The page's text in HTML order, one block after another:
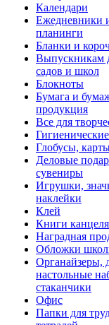
Календари
Ежедневники
планинги
Бланки и
Выпускникам
садов и школ
Блокноты
Бумага и
продукция
Все для
Глобусы,
Деловые
сувениры
Игрушки,
наклейки
Клей
Книги
Наградная
Обложки
Органайзеры,
настольные
стаканчики
Офис
Папки для